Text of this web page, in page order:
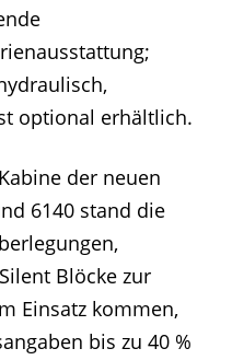
optional erhältlich.
der neuen
6140 stand die
Blöcke zur
Einsatz kommen,
bis zu 40 %